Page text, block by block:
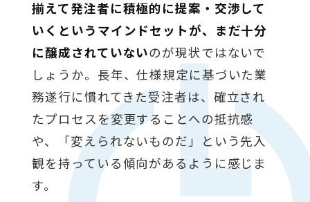
揃えて発注者に積極的に提案・交渉して
いくというマインドセットが、まだ十分
に醸成されていないのが現状ではないで
しょうか。長年、仕様規定に基づいた業
務遂行に慣れてきた受注者は、確立され
たプロセスを変更することへの抵抗感
や、「変えられないものだ」という先入
観を持っている傾向があるように感じま
す。